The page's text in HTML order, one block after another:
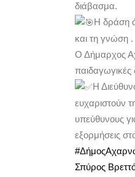
διάβασμα.
Η δράση
και τη γνώση .
Ο Δήμαρχος
Η
ευχαριστούν
υπεύθυνους
εξορμήσεις
Σπύρος